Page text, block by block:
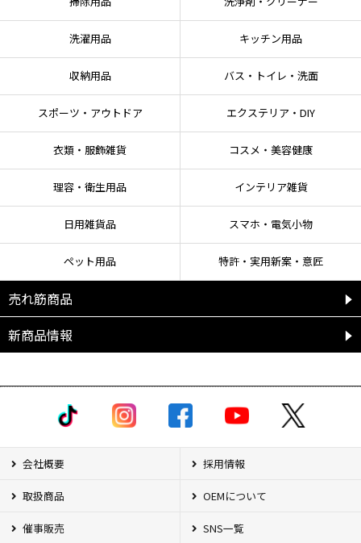
●手荒れの気になる方や長時間使用する場合はゴム手袋を使用する。
●高温·多湿の場所には置かず、冷暗所に保管する。
●乳幼児の手の届くところに置かない。
●目に入った場合は、直ぐに十分な水で洗い流す。
●飲み込んだ場合は、無理に吐かず、口をすすぎ、その後水を飲む。
●皮膚に付いた場合は、水で十分洗い流す。
洗濯用品 キッチン用品
収納用品 バス・トイレ・洗面
スポーツ・アウトドア エクステリア・DIY
衣類・服飾雑貨 コスメ・美容健康
理容・衛生用品 インテリア雑貨
日用雑貨品 スマホ・電気小物
ペット用品 特許・実用新案・意匠
売れ筋商品
新商品情報
会社概要 採用情報
取扱商品 OEMについて
催事販売 SNS一覧